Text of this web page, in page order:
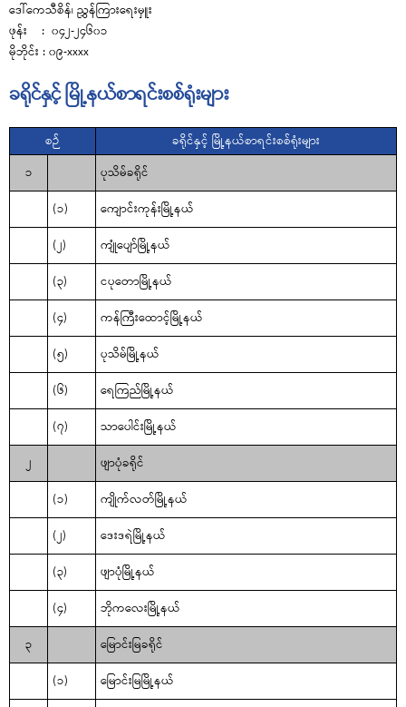
ဒေါ်ကေသီစိန်၊ ညွှန်ကြားရေးမှူး
ဖုန်း : ၀၄၂-၂၄၆၀၁
မိုဘိုင်း : ၀၉-xxxx
ခရိုင်နှင့် မြို့နယ်စာရင်းစစ်ရုံးများ
စဉ်
ခရိုင်နှင့် မြို့နယ်စာရင်းစစ်ရုံးများ
၁
ပုသိမ်ခရိုင်
(၁)
ကျောင်းကုန်းမြို့နယ်
(၂)
ကျုံပျော်မြို့နယ်
(၃)
ငပုတောမြို့နယ်
(၄)
ကန်ကြီးထောင့်မြို့နယ်
(၅)
ပုသိမ်မြို့နယ်
(၆)
ရေကြည်မြို့နယ်
(၇)
သာပေါင်းမြို့နယ်
၂
ဖျာပုံခရိုင်
(၁)
ကျိုက်လတ်မြို့နယ်
(၂)
ဒေးဒရဲမြို့နယ်
(၃)
ဖျာပုံမြို့နယ်
(၄)
ဘိုကလေးမြို့နယ်
၃
မြောင်းမြခရိုင်
(၁)
မြောင်းမြမြို့နယ်